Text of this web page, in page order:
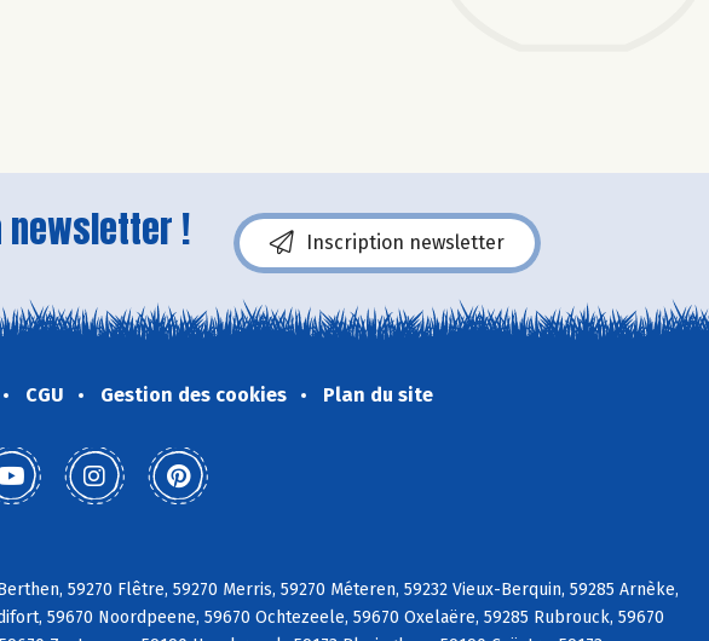
newsletter ! Inscription newsletter
CGU Gestion des cookies Plan du site
59270 Flêtre, 59270 Merris, 59270 Méteren, 59232 Vieux-Berquin, 59285 Arnèke,
59670 Noordpeene, 59670 Ochtezeele, 59670 Oxelaëre, 59285 Rubrouck, 59670